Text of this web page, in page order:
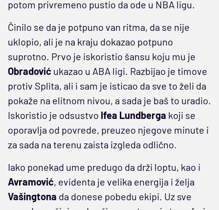
potom privremeno pustio da ode u NBA ligu.
Činilo se da je potpuno van ritma, da se nije
uklopio, ali je na kraju dokazao potpuno
suprotno. Prvo je iskoristio šansu koju mu je
Obradović ukazao u ABA ligi. Razbijao je timove
protiv Splita, ali i sam je isticao da sve to želi da
pokaže na elitnom nivou, a sada je baš to uradio.
Iskoristio je odsustvo Ifea Lundberga koji se
oporavlja od povrede, preuzeo njegove minute i
za sada na terenu zaista izgleda odlično.
Iako ponekad ume predugo da drži loptu, kao i
Avramović, evidenta je velika energija i želja
Vašingtona da donese pobedu ekipi. Uz sve